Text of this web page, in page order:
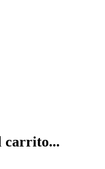
carrito...